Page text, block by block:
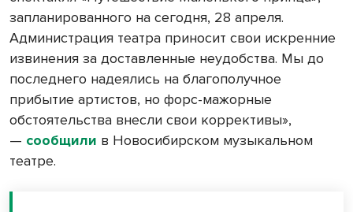
запланированного на сегодня, 28 апреля.
Администрация театра приносит свои искренние
извинения за доставленные неудобства. Мы до
последнего надеялись на благополучное
прибытие артистов, но форс-мажорные
обстоятельства внесли свои коррективы»,
— сообщили в Новосибирском музыкальном
театре.